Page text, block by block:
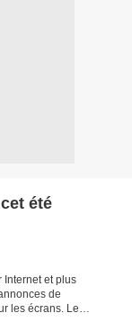
été
Internet et plus
de
les écrans. Le